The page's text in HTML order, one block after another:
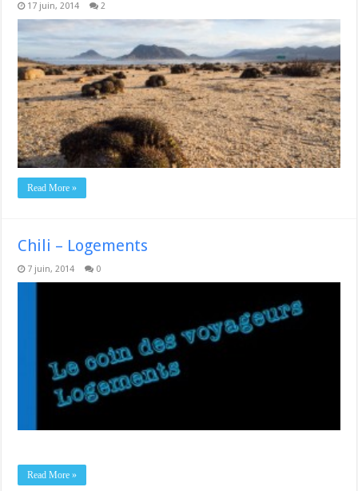
17 juin, 2014 2
Read More »
Chili – Logements
7 juin, 2014 0
Read More »